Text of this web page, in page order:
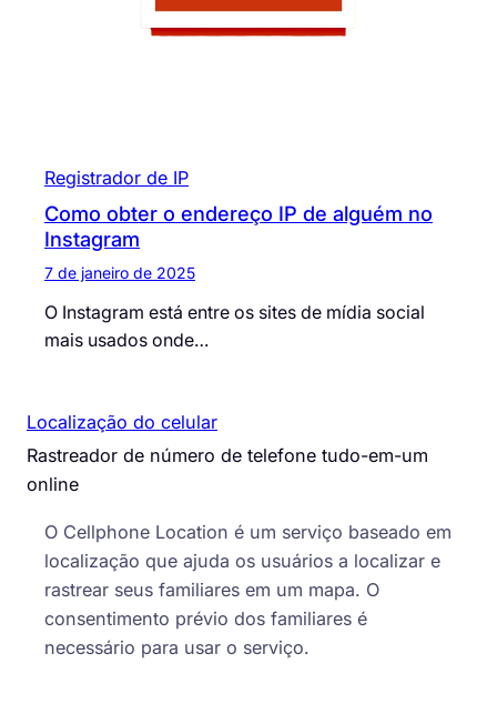
Registrador de IP
Como obter o endereço IP de alguém no
Instagram
7 de janeiro de 2025
O Instagram está entre os sites de mídia social
mais usados onde…
Localização do celular
Rastreador de número de telefone tudo-em-um
online
O Cellphone Location é um serviço baseado em
localização que ajuda os usuários a localizar e
rastrear seus familiares em um mapa. O
consentimento prévio dos familiares é
necessário para usar o serviço.